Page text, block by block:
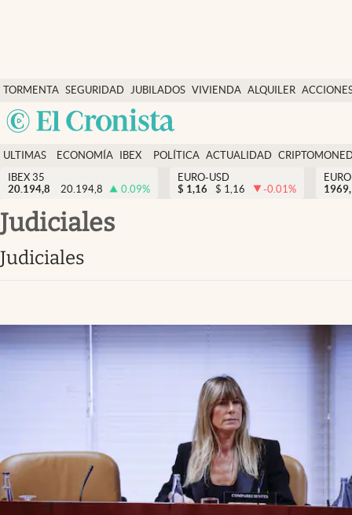
TORMENTA SEGURIDAD
SOCIAL
JUBILADOS VIVIENDA ALQUILER
Economía y finanzas
Política
Actualidad
Criptomonedas
España
ULTIMAS
NOTICIAS
ECONOMÍA
FINANZAS
IBEX
EURO
POLÍTICA ACTUALIDAD
IBEX 35
20.194,8
20.194,8 0.09%
EURO-USD
$ 1,16 $ 1,16 -0.01%
judiciales
judiciales